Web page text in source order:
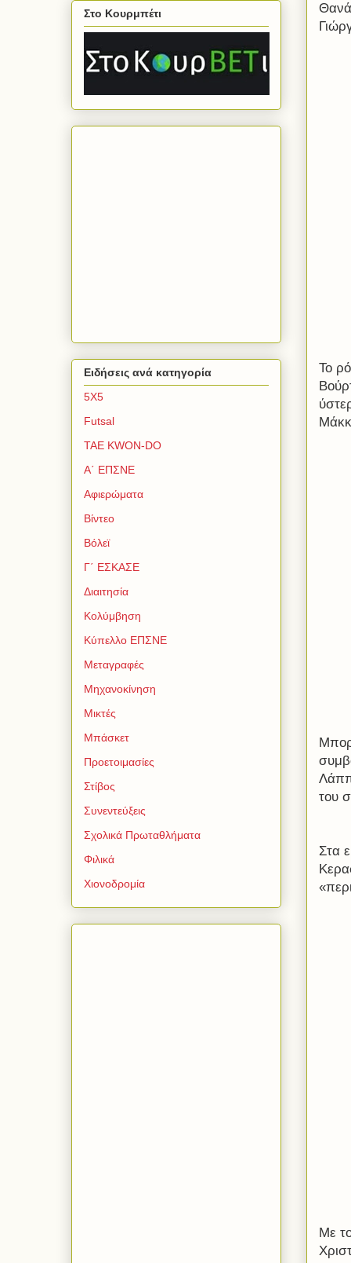
Το
του
Στα
Με
Στο Κουρμπέτι
Ειδήσεις ανά κατηγορία
5Χ5
Futsal
TAE KWON-DO
Α΄ ΕΠΣΝΕ
Αφιερώματα
Βίντεο
Βόλεϊ
Γ΄ ΕΣΚΑΣΕ
Διαιτησία
Κολύμβηση
Κύπελλο ΕΠΣΝΕ
Μεταγραφές
Μηχανοκίνηση
Μικτές
Μπάσκετ
Προετοιμασίες
Στίβος
Συνεντεύξεις
Σχολικά Πρωταθλήματα
Φιλικά
Χιονοδρομία